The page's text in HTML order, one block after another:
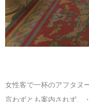
女性客で一杯のアフタヌ
言わずとも案内されず、